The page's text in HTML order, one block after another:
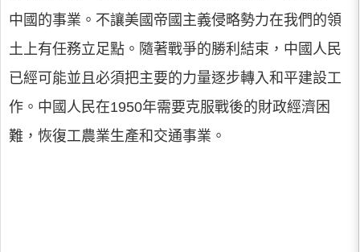
中國的事業。不讓美國帝國主義侵略勢力在我們的領
土上有任務立足點。隨著戰爭的勝利結束，中國人民
已經可能並且必須把主要的力量逐步轉入和平建設工
作。中國人民在1950年需要克服戰後的財政經濟困
難，恢復工農業生產和交通事業。